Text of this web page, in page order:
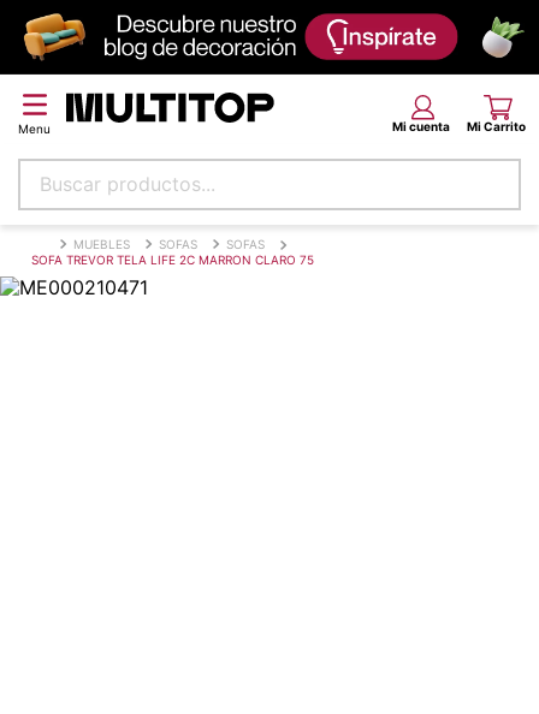
Buscar productos...
MUEBLES SOFAS
SOFAS
SOFA TREVOR TELA LIFE 2C MARRON CLARO 75
Términos más buscados
papel tapiz